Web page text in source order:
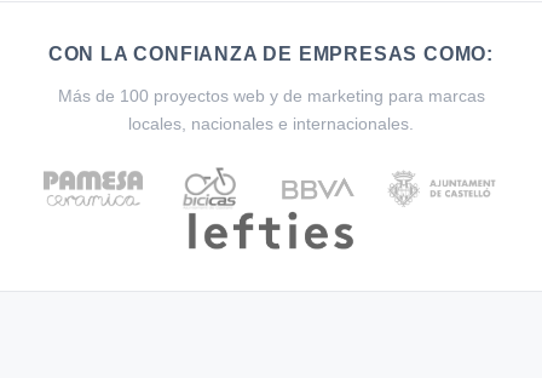
CON LA CONFIANZA DE EMPRESAS COMO:
Más de 100 proyectos web y de marketing para marcas
locales, nacionales e internacionales.